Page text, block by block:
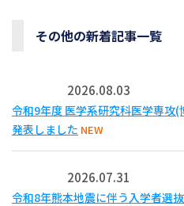
その他の新着記事一覧
2026.08.03
令和9年度 医学系研究科医学専攻
発表しました NEW
2026.07.31
令和8年熊本地震に伴う入学者選